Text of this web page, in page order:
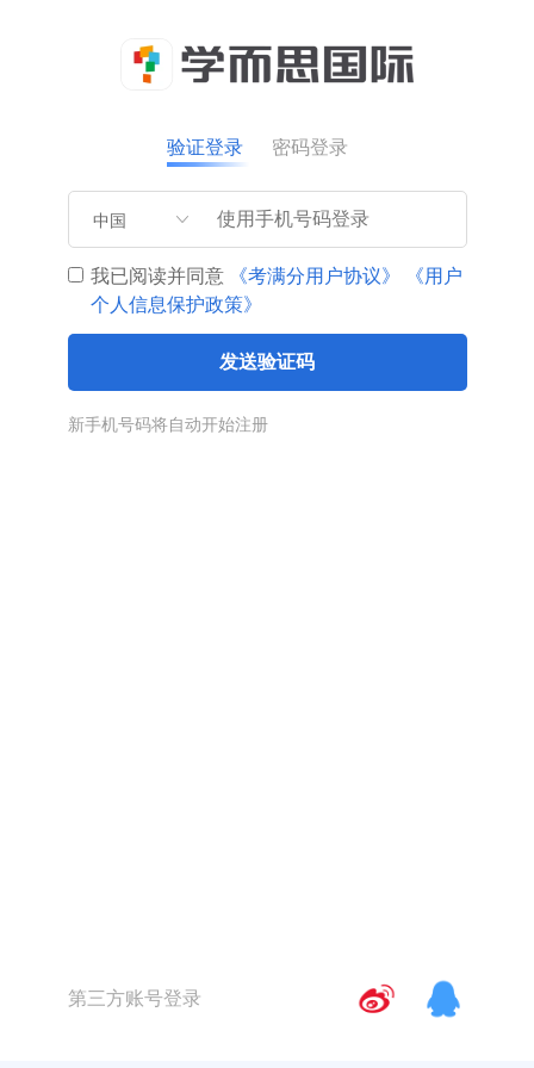
验证登录 密码登录
中国
我已阅读并同意 《考满分用户协议》
《用户
个人信息保护政策》
发送验证码
新手机号码将自动开始注册
第三方账号登录